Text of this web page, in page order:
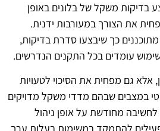
בדיקות משקל של בלונים באופן
את הצורך במעורבות ידנית.
מתוכננים כך שיבצעו סדרת בדיקות,
עומדים בכל התקנים הנדרשים.
אלא גם מפחית את הסיכוי לטעויות
במצבים שבהם מדדי משקל מדויקים
מחודשת על אופן ניהול